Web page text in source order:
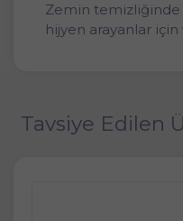
Zemin
hijyen arayanlar için
Tavsiye Edilen